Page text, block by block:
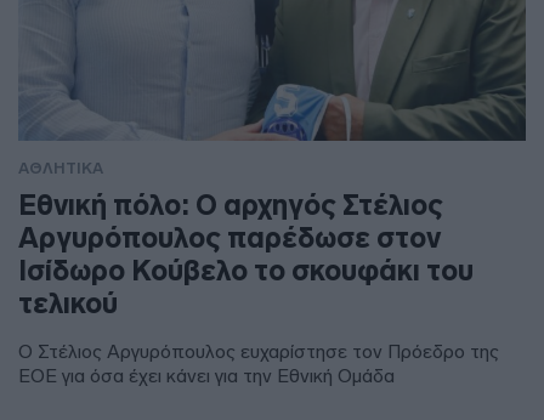
ΑΘΛΗΤΙΚΑ
Εθνική πόλο: Ο αρχηγός Στέλιος
Αργυρόπουλος παρέδωσε στον
Ισίδωρο Κούβελο το σκουφάκι του
τελικού
Ο Στέλιος Αργυρόπουλος ευχαρίστησε τον Πρόεδρο της
ΕΟΕ για όσα έχει κάνει για την Εθνική Ομάδα